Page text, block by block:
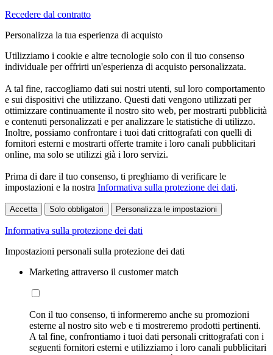
Recedere dal contratto
Personalizza la tua esperienza di acquisto
Utilizziamo i cookie e altre tecnologie solo con il tuo consenso
individuale per offrirti un'esperienza di acquisto personalizzata.
A tal fine, raccogliamo dati sui nostri utenti, sul loro comportamento
e sui dispositivi che utilizzano. Questi dati vengono utilizzati per
ottimizzare continuamente il nostro sito web, per mostrarti pubblicità
e contenuti personalizzati e per analizzare le statistiche di utilizzo.
Inoltre, possiamo confrontare i tuoi dati crittografati con quelli di
fornitori esterni e mostrarti offerte tramite i loro canali pubblicitari
online, ma solo se utilizzi già i loro servizi.
Prima di dare il tuo consenso, ti preghiamo di verificare le
impostazioni e la nostra Informativa sulla protezione dei dati.
Accetta Solo obbligatori Personalizza le impostazioni
Informativa sulla protezione dei dati
Impostazioni personali sulla protezione dei dati
Marketing attraverso il customer match
Con il tuo consenso, ti informeremo anche su promozioni
esterne al nostro sito web e ti mostreremo prodotti pertinenti.
A tal fine, confrontiamo i tuoi dati personali crittografati con i
seguenti fornitori esterni e utilizziamo i loro canali pubblicitari